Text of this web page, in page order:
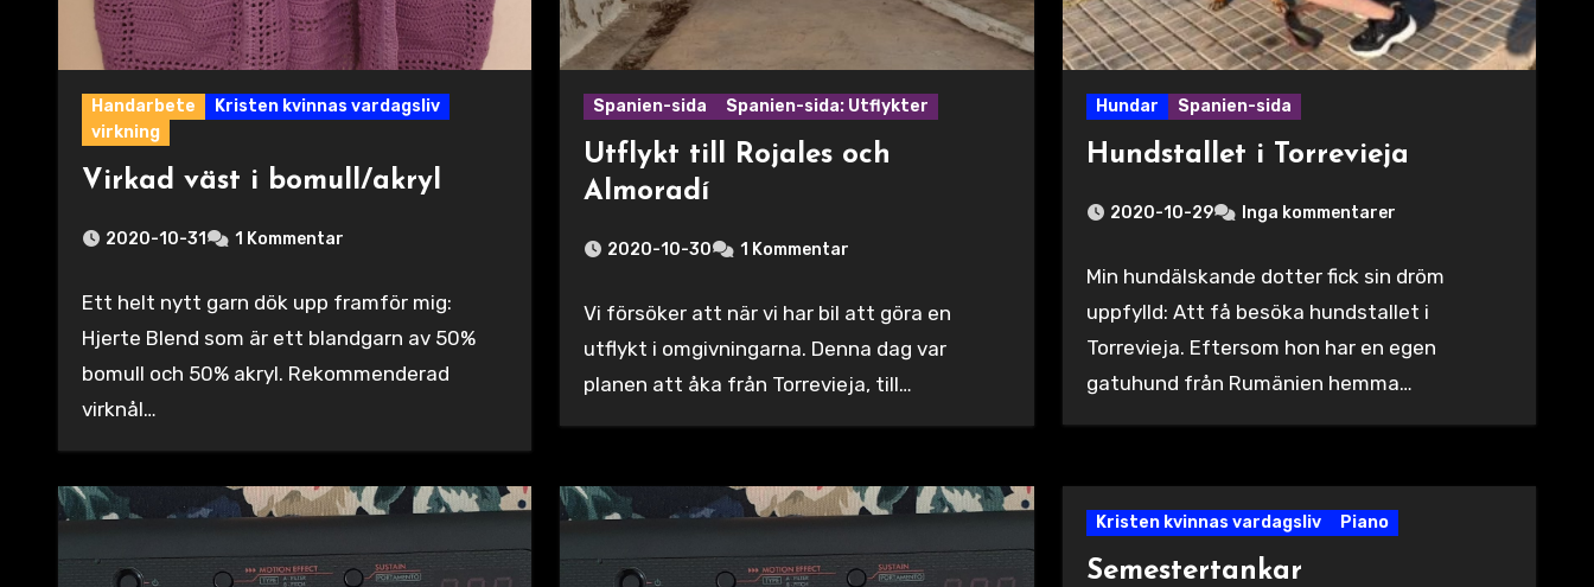
Handarbete
Kristen kvinnas vardagsliv
virkning
Virkad väst i bomull/akryl
2020-10-31 1 Kommentar
Ett helt nytt garn dök upp framför mig:
Hjerte Blend som är ett blandgarn av 50%
bomull och 50% akryl. Rekommenderad
virknål…
Spanien-sida Spanien-sida: Utflykter
Utflykt till Rojales och
Almoradí
2020-10-30 1 Kommentar
Vi försöker att när vi har bil att göra en
utflykt i omgivningarna. Denna dag var
planen att åka från Torrevieja, till…
Hundar Spanien-sida
Hundstallet i Torrevieja
2020-10-29 Inga kommentarer
Min hundälskande dotter fick sin dröm
uppfylld: Att få besöka hundstallet i
Torrevieja. Eftersom hon har en egen
gatuhund från Rumänien hemma…
Kristen kvinnas vardagsliv Piano
Semestertankar